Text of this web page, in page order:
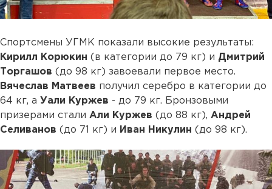
Спортсмены УГМК показали высокие результаты:
Кирилл Корюкин (в категории до 79 кг) и Дмитрий
Торгашов (до 98 кг) завоевали первое место.
Вячеслав Матвеев получил серебро в категории до
64 кг, а Уали Куржев - до 79 кг. Бронзовыми
призерами стали Али Куржев (до 88 кг), Андрей
Селиванов (до 71 кг) и Иван Никулин (до 98 кг).